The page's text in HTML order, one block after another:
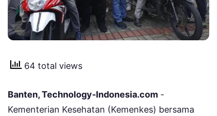
64 total views
Banten, Technology-Indonesia.com -
Kementerian Kesehatan (Kemenkes) bersama